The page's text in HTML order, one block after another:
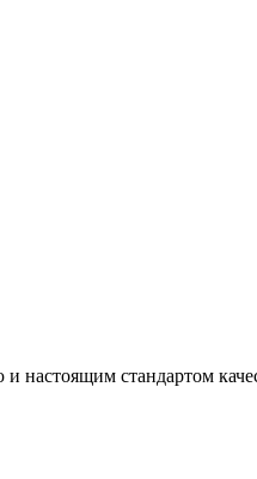
настоящим стандартом